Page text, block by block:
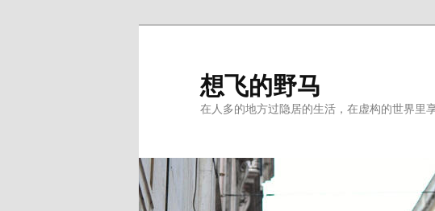
想飞的野马
在人多的地方过隐居的生活，在虚构的世界里